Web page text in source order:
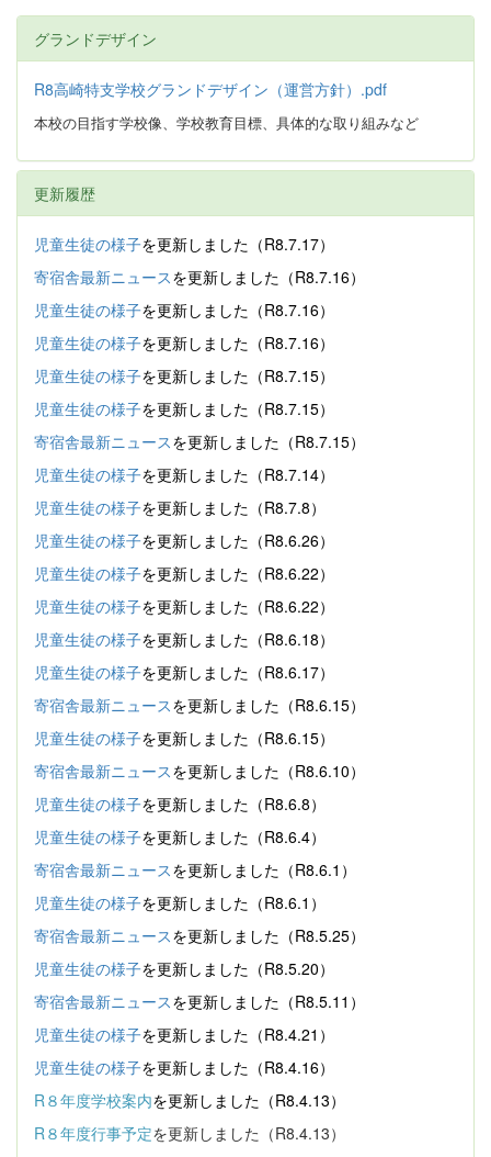
グランドデザイン
R8高崎特支学校グランドデザイン（運営方針）.pdf
本校の目指す学校像、学校教育目標、具体的な取り組みなど
更新履歴
児童生徒の様子を更新しました（R8.7.17）
寄宿舎最新ニュースを更新しました（R8.7.16）
児童生徒の様子を更新しました（R8.7.16）
児童生徒の様子を更新しました（R8.7.16）
児童生徒の様子を更新しました（R8.7.15）
児童生徒の様子を更新しました（R8.7.15）
寄宿舎最新ニュースを更新しました（R8.7.15）
児童生徒の様子を更新しました（R8.7.14）
児童生徒の様子を更新しました（R8.7.8）
児童生徒の様子を更新しました（R8.6.26）
児童生徒の様子を更新しました（R8.6.22）
児童生徒の様子を更新しました（R8.6.22）
児童生徒の様子を更新しました（R8.6.18）
児童生徒の様子を更新しました（R8.6.17）
寄宿舎最新ニュースを更新しました（R8.6.15）
児童生徒の様子を更新しました（R8.6.15）
寄宿舎最新ニュースを更新しました（R8.6.10）
児童生徒の様子を更新しました（R8.6.8）
児童生徒の様子を更新しました（R8.6.4）
寄宿舎最新ニュースを更新しました（R8.6.1）
児童生徒の様子を更新しました（R8.6.1）
寄宿舎最新ニュースを更新しました（R8.5.25）
児童生徒の様子を更新しました（R8.5.20）
寄宿舎最新ニュースを更新しました（R8.5.11）
児童生徒の様子を更新しました（R8.4.21）
児童生徒の様子を更新しました（R8.4.16）
R８年度学校案内を更新しました（R8.4.13）
R８年度行事予定を更新しました（R8.4.13）